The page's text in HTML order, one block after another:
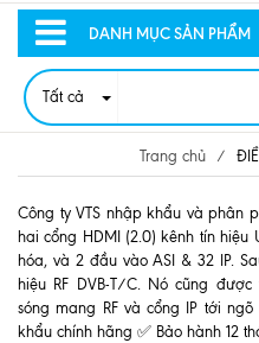
DANH MỤC SẢN PHẨM
Tất cả
Trang chủ /
Công ty VTS nhập khẩu và phân
hai cổng HDMI (2.0) kênh tín
hóa, và 2 đầu vào ASI & 32 IP.
hiệu RF DVB-T/C. Nó cũng
sóng mang RF và cổng IP tới
khẩu chính hãng ✅ Bảo hành 12